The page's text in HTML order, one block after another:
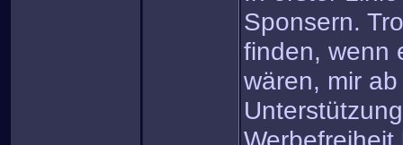
Sponsern.
finden, wenn
wären, mir